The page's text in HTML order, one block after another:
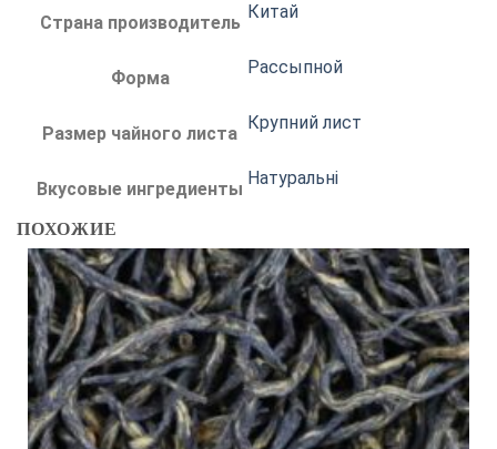
Страна производитель
Китай
Форма
Рассыпной
Размер чайного листа
Крупний лист
Вкусовые ингредиенты
Натуральні
ПОХОЖИЕ